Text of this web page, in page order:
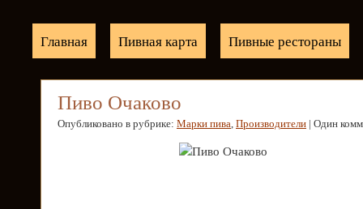
Главная Пивная карта Пивные рестораны
Пиво Очаково
Опубликовано в рубрике: Марки пива, Производители | Один